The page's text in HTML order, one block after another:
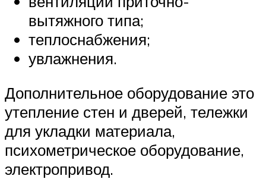
вытяжного типа;
теплоснабжения;
увлажнения.
Дополнительное оборудование это
утепление стен и дверей, тележки
для укладки материала,
психометрическое оборудование,
электропривод.